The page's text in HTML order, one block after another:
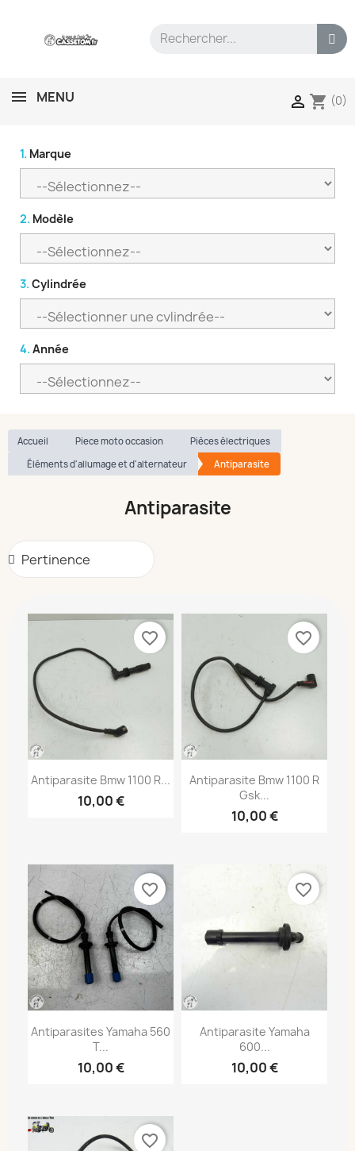
MENU  shopping_cart (0)
1. Marque
2. Modèle
3. Cylindrée
4. Année
Accueil Piece moto occasion
Pièces électriques
Éléments d'allumage et d'alternateur
Antiparasite
Antiparasite
Antiparasite Bmw 1100 R...
10,00 €
favorite_border
Antiparasite Bmw 1100 R
Gsk...
10,00 €
favorite_border
Antiparasites Yamaha 560
T...
10,00 €
favorite_border
Antiparasite Yamaha
600...
10,00 €
favorite_border
favorite_border